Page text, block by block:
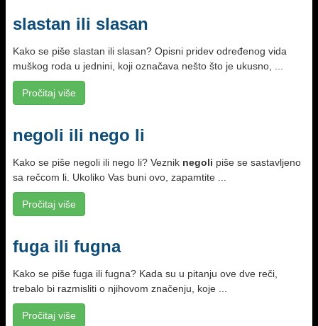
slastan ili slasan
Kako se piše slastan ili slasan? Opisni pridev određenog vida
muškog roda u jednini, koji označava nešto što je ukusno, ...
Pročitaj više
negoli ili nego li
Kako se piše negoli ili nego li? Veznik negoli piše se sastavljeno
sa rečcom li. Ukoliko Vas buni ovo, zapamtite ...
Pročitaj više
fuga ili fugna
Kako se piše fuga ili fugna? Kada su u pitanju ove dve reči,
trebalo bi razmisliti o njihovom značenju, koje ...
Pročitaj više